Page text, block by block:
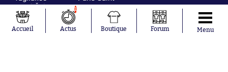
Pavel Šulc
Gauthier Hein
Lionel Messi
Germain
Olympique
lyonnais
AC Milan
Accueil
1
Actus Boutique Forum Menu